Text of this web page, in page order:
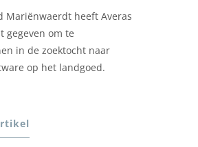
Mariënwaerdt heeft Averas
gegeven om te
in de zoektocht naar
op het landgoed.